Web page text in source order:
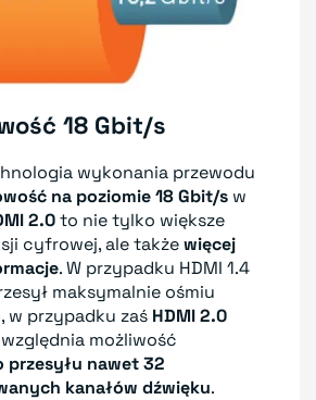
18 Gbit/s
wykonania przewodu
na poziomie 18 Gbit/s w
2.0to nie tylko większe
cyfrowej, ale takżewięcej
. W przypadku HDMI 1.4
maksymalnie ośmiu
w przypadku zaś HDMI 2.0
możliwość
przesyłu nawet 32
kanałów dźwięku.